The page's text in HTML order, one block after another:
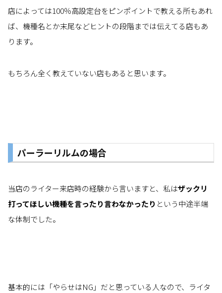
店によっては100％高設定台をピンポイントで教える所もあれ
ば、機種名とか末尾などヒントの段階までは伝えてる店もあ
ります。
もちろん全く教えていない店もあると思います。
パーラーリルムの場合
当店のライター来店時の経験から言いますと、私はザックリ
打ってほしい機種を言ったり言わなかったり という中途半端
な体制でした。
基本的には「やらせはNG」だと思っている人なので、ライタ